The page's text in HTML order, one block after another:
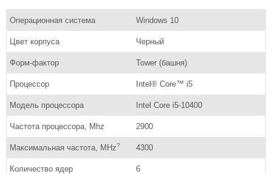
Операционная система Windows 10
Цвет корпуса Черный
Форм-фактор Tower (башня)
Процессор Intel® Core™ i5
Модель процессора Intel Core i5-10400
Частота процессора, Mhz 2900
Максимальная частота, MHz? 4300
Количество ядер 6